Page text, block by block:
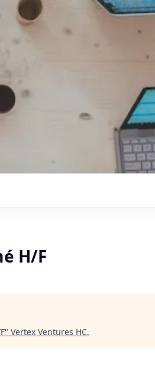
H/F
" Vertex Ventures HC.